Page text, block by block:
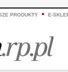
PRODUKTY E-